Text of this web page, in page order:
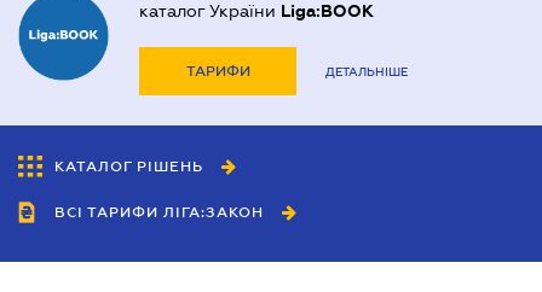
каталог України Liga:BOOK
ТАРИФИ ДЕТАЛЬНІШЕ
КАТАЛОГ РІШЕНЬ
ВСІ ТАРИФИ ЛІГА:ЗАКОН